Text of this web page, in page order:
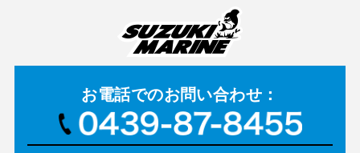
お電話でのお問い合わせ：